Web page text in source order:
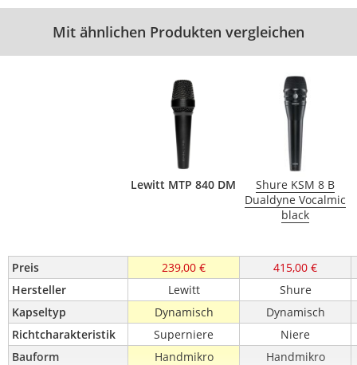
Mit ähnlichen Produkten vergleichen
Lewitt MTP 840 DM
Shure KSM 8 B
Dualdyne Vocalmic
black
Preis 239,00 €
415,00 €
Hersteller
Lewitt
Shure
Kapseltyp
Dynamisch
Dynamisch
Richtcharakteristik
Superniere
Niere
Bauform
Handmikro
Handmikro